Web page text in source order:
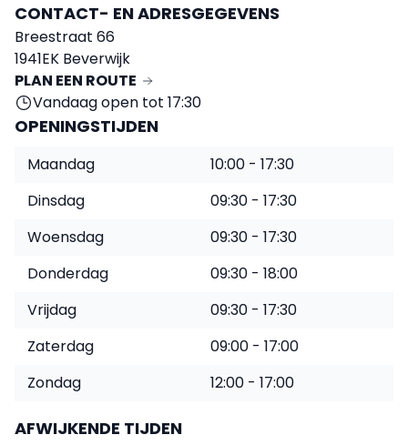
CONTACT- EN ADRESGEGEVENS
Breestraat 66
1941EK Beverwijk
PLAN EEN ROUTE
Vandaag open tot 17:30
OPENINGSTIJDEN
Maandag
10:00 - 17:30
Dinsdag
09:30 - 17:30
Woensdag
09:30 - 17:30
Donderdag
09:30 - 18:00
Vrijdag
09:30 - 17:30
Zaterdag
09:00 - 17:00
Zondag
12:00 - 17:00
AFWIJKENDE TIJDEN